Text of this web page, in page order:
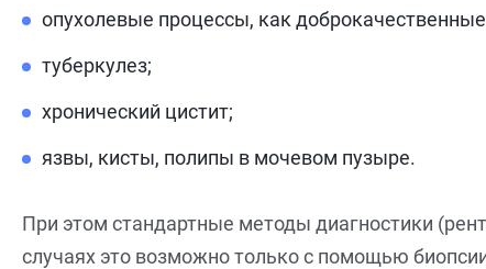
опухолевые процессы, как
туберкулез;
хронический цистит;
язвы, кисты, полипы в мочевом пузыре.
При этом стандартные методы диагностики
случаях это возможно только с помощью